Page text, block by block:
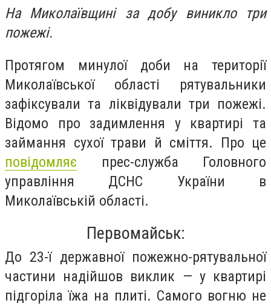
На Миколаївщині за добу виникло три
пожежі.
Протягом минулої доби на території
Миколаївської області рятувальники
зафіксували та ліквідували три пожежі.
Відомо про задимлення у квартирі та
займання сухої трави й сміття. Про це
повідомляє прес-служба Головного
управління ДСНС України в
Миколаївській області.
Первомайськ:
До 23-ї державної пожежно-рятувальної
частини надійшов виклик — у квартирі
підгоріла їжа на плиті. Самого вогню не